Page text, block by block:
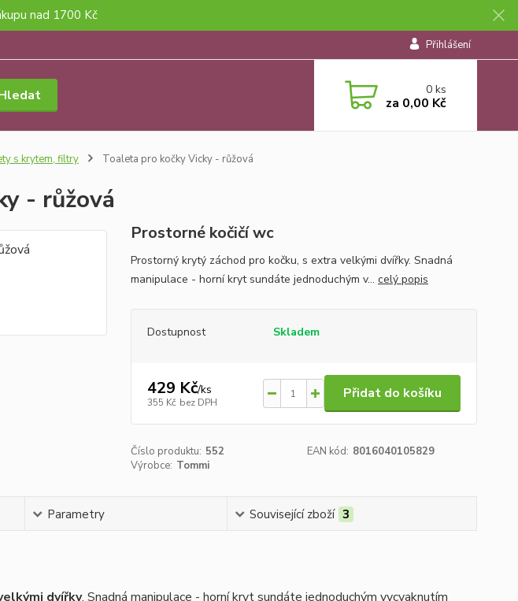
nad 1700 Kč
Přihlášení
0ks
za 0,00 Kč
s krytem, filtry Toaleta pro kočky Vicky - růžová
- růžová
Prostorné kočičí wc
Prostorný krytý záchod pro kočku, s extra velkými dvířky. Snadná
manipulace - horní kryt sundáte jednoduchým v... celý popis
Dostupnost Skladem
429 Kč/ks
355 Kč bez DPH
Přidat do košíku
Číslo produktu: 552 EAN kód: 8016040105829
Výrobce: Tommi
Parametry Související zboží 3
dvířky. Snadná manipulace - horní kryt sundáte jednoduchým vycvaknutím